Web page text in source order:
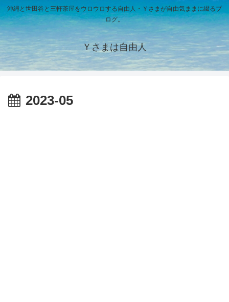
沖縄と世田谷と三軒茶屋をウロウロする自由人・Ｙさまが自由気ままに綴るブ
ログ。
Ｙさまは自由人
2023-05